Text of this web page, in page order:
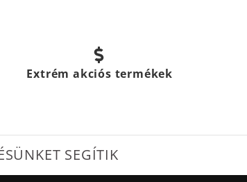
Extrém akciós termékek
SEGÍTIK